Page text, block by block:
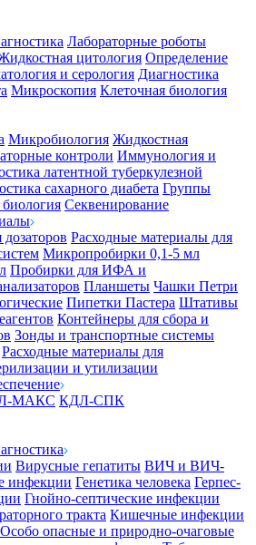
Лабораторные роботы
цитология Определение
и серология Диагностика
Микроскопия Клеточная биология
Микробиология Жидкостная
контроли Иммунология и
латентной туберкулезной
сахарного диабета Группы
Секвенирование
Расходные материалы для
Микропробирки 0,1-5 мл
Пробирки для ИФА и
Планшеты Чашки Петри
Пипетки Пастера Штативы
Контейнеры для сбора и
Зонды и транспортные системы
Расходные материалы для
и утилизации
МАКС КДЛ-СПК
Вирусные гепатиты ВИЧ и ВИЧ-
инфекции Генетика человека Герпес-
Гнойно-септические инфекции
тракта Кишечные инфекции
Особо опасные и природно-очаговые